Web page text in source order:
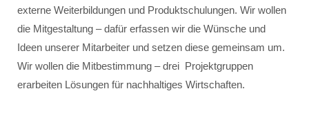
externe Weiterbildungen und Produktschulungen. Wir wollen
die Mitgestaltung – dafür erfassen wir die Wünsche und
Ideen unserer Mitarbeiter und setzen diese gemeinsam um.
Wir wollen die Mitbestimmung – drei Projektgruppen
erarbeiten Lösungen für nachhaltiges Wirtschaften.